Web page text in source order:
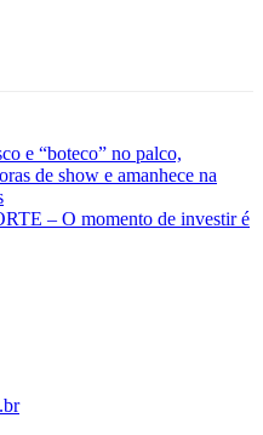
e “boteco” no palco,
de show e amanhece na
– O momento de investir é